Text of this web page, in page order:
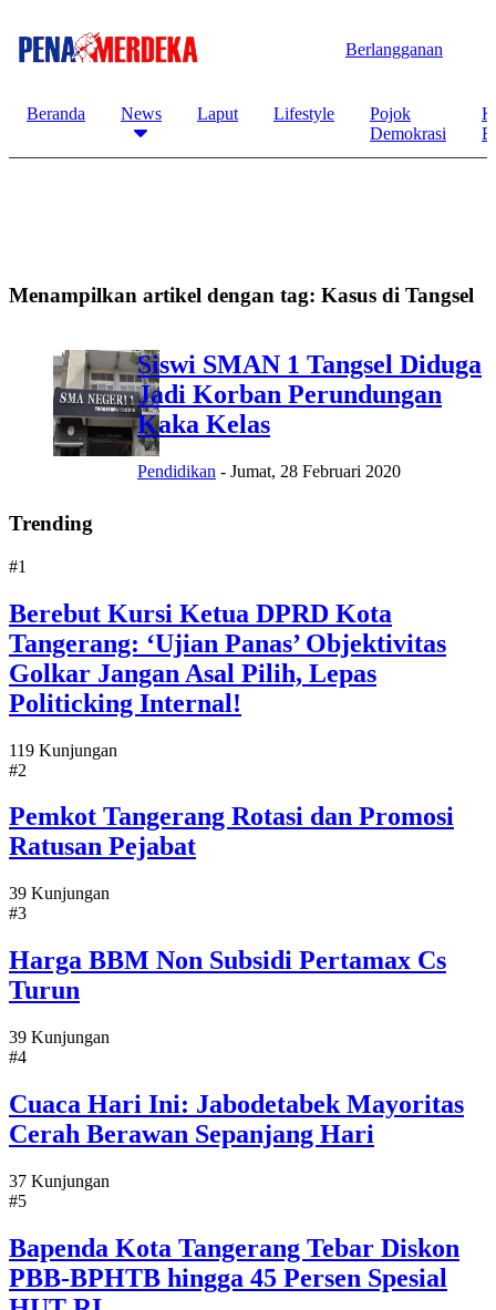
Berlangganan
Beranda News Laput Lifestyle
Pojok
Demokrasi
Menampilkan artikel dengan tag: Kasus di Tangsel
Siswi SMAN 1 Tangsel Diduga
Jadi Korban Perundungan
Kaka Kelas
Pendidikan - Jumat, 28 Februari 2020
Trending
#1
Berebut Kursi Ketua DPRD Kota
Tangerang: ‘Ujian Panas’ Objektivitas
Golkar Jangan Asal Pilih, Lepas
Politicking Internal!
119 Kunjungan
#2
Pemkot Tangerang Rotasi dan Promosi
Ratusan Pejabat
39 Kunjungan
#3
Harga BBM Non Subsidi Pertamax Cs
Turun
39 Kunjungan
#4
Cuaca Hari Ini: Jabodetabek Mayoritas
Cerah Berawan Sepanjang Hari
37 Kunjungan
#5
Bapenda Kota Tangerang Tebar Diskon
PBB-BPHTB hingga 45 Persen Spesial